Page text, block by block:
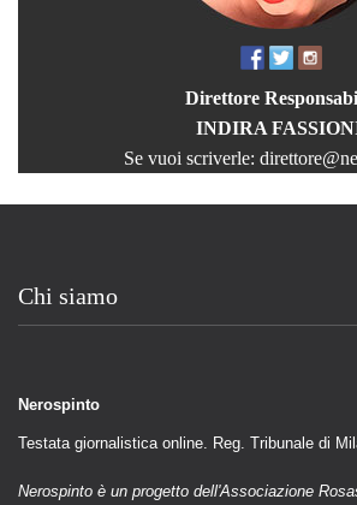
Direttore
INDIRA
Se vuoi scriverle:
Chi siamo
Nerospinto
Testata giornalistica online. Reg. Tribunale di
Nerospinto è un progetto dell'Associazione